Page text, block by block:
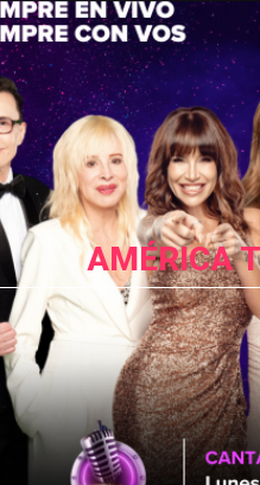
AMÉRICA